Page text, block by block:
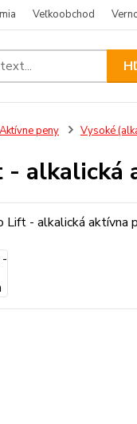
Veľkoobchod
Aktívne peny Vysoké
- alkalická